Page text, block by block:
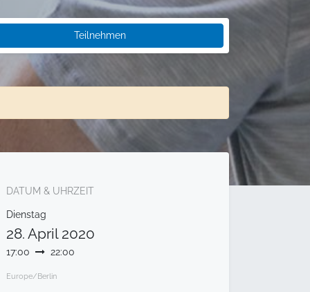
Teilnehmen
DATUM & UHRZEIT
Dienstag
28. April 2020
17:00 22:00
Europe/Berlin